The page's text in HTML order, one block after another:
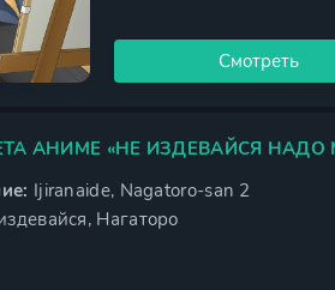
Смотреть
АНИМЕ «НЕ ИЗДЕВАЙСЯ НАДО
Ijiranaide, Nagatoro-san 2
Нагаторо